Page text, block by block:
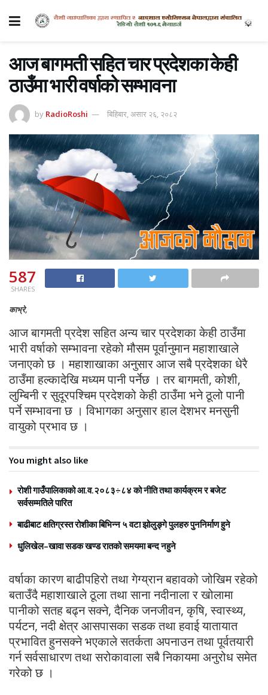
आज बागमती सहित चार प्रदेशका केही
ठाउँमा भारी वर्षाको सम्भावना
by RadioRoshi बिहिबार, असार २६, २०८२
587
SHARES
काभ्रे,
आज बागमती प्रदेश सहित अन्य चार प्रदेशका केही ठाउँमा
भारी वर्षाको सम्भावना रहेको मौसम पूर्वानुमान महाशाखाले
जनाएको छ । महाशाखाका अनुसार आज सबै प्रदेशका धेरै
ठाउँमा हल्कादेखि मध्यम पानी पर्नेछ । तर बागमती, कोशी,
लुम्बिनी र सुदूरपश्चिम प्रदेशको केही ठाउँमा भने ठूलो पानी
पर्ने सम्भावना छ । विभागका अनुसार हाल देशभर मनसुनी
वायुको प्रभाव छ ।
You might also like
रोशी गाउँपालिकाको आ.व.२०८३÷८४ को नीति तथा कार्यक्रम र बजेट
सर्वसम्मतिले पारित
बाढीबाट क्षतिग्रस्त रोशीका बिभिन्न ५ वटा झोलुङ्गे पुलहरु पुननिर्माण हुने
धुलिखेल–खावा सडक खण्ड रातको समयमा बन्द नहुने
वर्षाका कारण बाढीपहिरो तथा गेग्य्रान बहावको जोखिम रहेको
बताउँदै महाशाखाले ठूला तथा साना नदीनाला र खोलामा
पानीको सतह बढ्न सक्ने, दैनिक जनजीवन, कृषि, स्वास्थ्य,
पर्यटन, नदी क्षेत्र आसपासका सडक तथा हवाई यातायात
प्रभावित हुनसक्ने भएकाले सतर्कता अपनाउन तथा पूर्वतयारी
गर्न सर्वसाधारण तथा सरोकावाला सबै निकायमा अनुरोध समेत
गरेको छ ।